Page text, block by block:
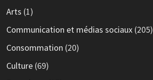
Arts (1)
Communication et médias sociaux(205)
Consommation (20)
Culture(69)